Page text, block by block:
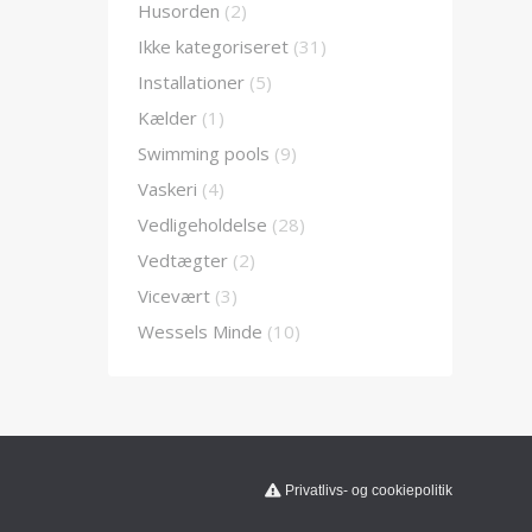
Husorden (2)
Ikke kategoriseret (31)
Installationer (5)
Kælder (1)
Swimming pools (9)
Vaskeri (4)
Vedligeholdelse (28)
Vedtægter (2)
Vicevært (3)
Wessels Minde (10)
Privatlivs- og cookiepolitik